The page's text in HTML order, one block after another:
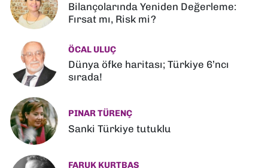
Bilançolarında Yeniden Değerleme:
Fırsat mı, Risk mi?
ÖCAL ULUÇ
Dünya öfke haritası; Türkiye 6’ncı
sırada!
PINAR TÜRENÇ
Sanki Türkiye tutuklu
FARUK KURTBAŞ